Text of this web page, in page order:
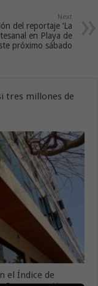
Next
del reportaje ‘La
en Playa de
próximo sábado
tres millones de
el Índice de